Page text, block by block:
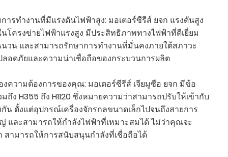
ารทำงานที่มีแรงดันไฟฟ้าสูง: มอเตอร์ซีรีส์ ยจก แรงดันสูง
โครงข่ายไฟฟ้าแรงสูง มีประสิทธิภาพทางไฟฟ้าที่ดีเยี่ยม
วน และสามารถรักษาการทำงานที่มั่นคงภายใต้สภาวะ
อดภัยและความน่าเชื่อถือของกระบวนการผลิต
ความต้องการของคุณ: มอเตอร์ซีรีส์ เจียมูซือ ยจก มีข้อ
ง H355 ถึง H1120 ซึ่งหมายความว่าสามารถปรับให้เข้ากับ
น ตั้งแต่อุปกรณ์เครื่องจักรกลขนาดเล็กไปจนถึงสายการ
และสามารถให้กำลังไฟฟ้าที่เหมาะสมได้ ไม่ว่าคุณจะ
สามารถให้การสนับสนุนกำลังที่เชื่อถือได้